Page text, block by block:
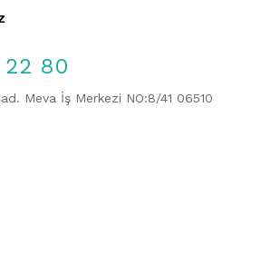
22 80
Meva İş Merkezi NO:8/41 06510